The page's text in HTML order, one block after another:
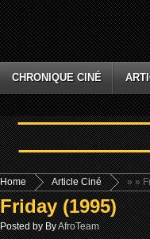
CHRONIQUE CINÉ
Home »
Article Ciné »
Friday (1995)
Posted by ByAfroTeam